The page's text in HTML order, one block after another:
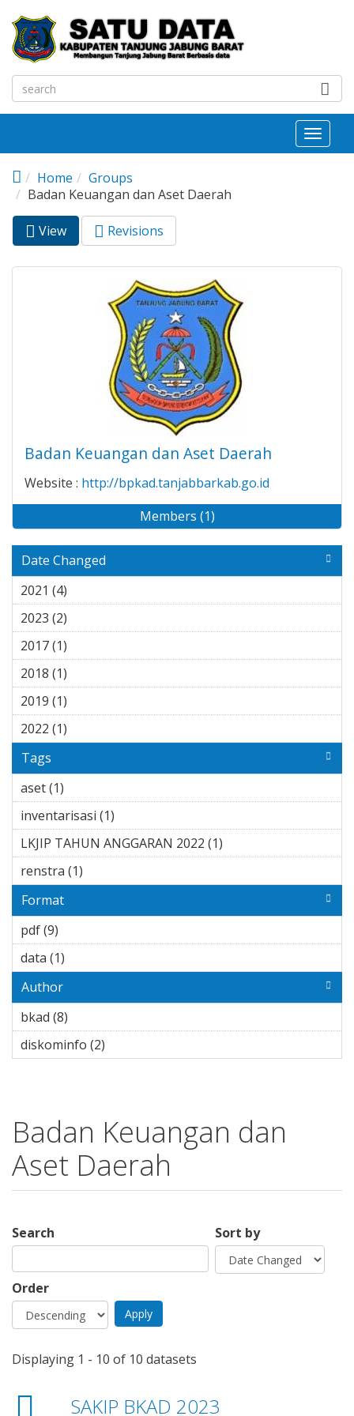
Toggle
Home
Groups
Badan Keuangan dan Aset Daerah
Primary tabs
View (active
tab)
Revisions
Badan Keuangan dan Aset Daerah
Website : http://bpkad.tanjabbarkab.go.id
Members (1)
Date Changed
2021 (4)
2023 (2)
2017 (1)
2018 (1)
2019 (1)
2022 (1)
Tags
aset (1)
inventarisasi (1)
LKJIP TAHUN ANGGARAN 2022 (1)
ANGGARAN 2022
renstra (1)
Format
pdf (9)
data (1)
Author
bkad (8)
diskominfo (2)
Badan Keuangan dan
Aset Daerah
Search Sort by
Order
Displaying 1 - 10 of 10 datasets
SAKIP BKAD 2023